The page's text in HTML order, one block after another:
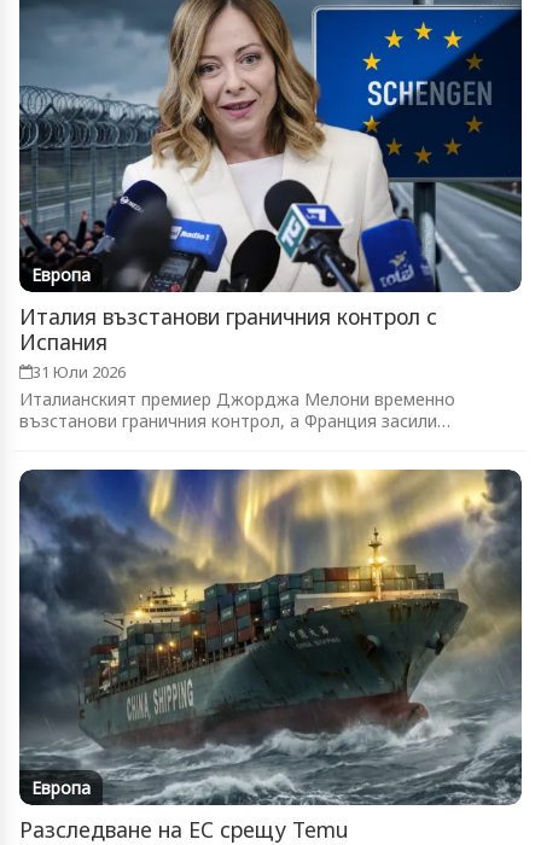
Европа
Италия възстанови граничния контрол с
Испания
31 Юли 2026
Италианският премиер Джорджа Мелони временно
възстанови граничния контрол, а Франция засили
Европа
Разследване на ЕС срещу Temu